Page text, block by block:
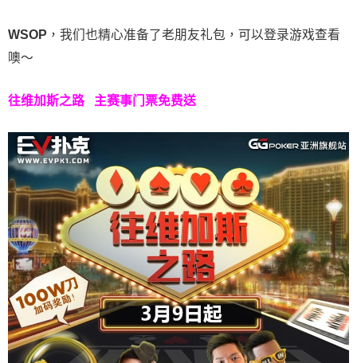
WSOP ，我们也精心准备了老朋友礼包，可以登录游戏查看
噢～
往维加斯之路 主赛事门票免费送